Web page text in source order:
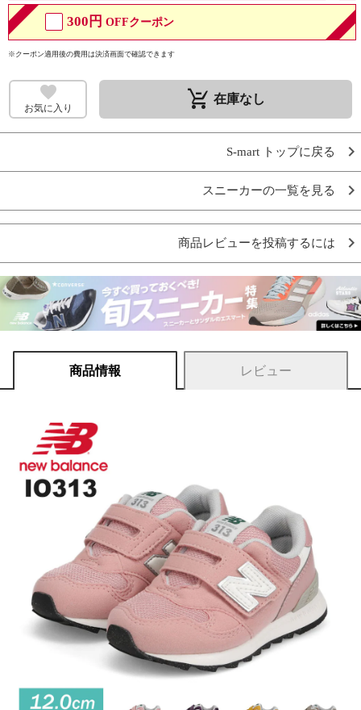
300円 OFFクーポン
※クーポン適用後の費用は決済画面で確認できます
お気に入り remove_shopping_cart 在庫なし
S-mart トップに戻る
スニーカーの一覧を見る
商品レビューを投稿するには
商品情報 レビュー